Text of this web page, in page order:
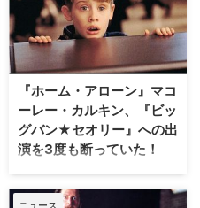
ジョン・ディーコンを演じている
ジョセフ・マッゼロ。子役出身の
彼が90年代に出演した映画に、
当時誰もが知る人気子役だったマ
もしれなかったことが明かされ
た。米Entertai…
『ホーム・アローン』マコ
ーレー・カルキン、『ビッ
グバン★セオリー』への出
演を3度も断っていた！
映画『ホーム・アローン』シリー
ズで知られるマコーレー・カルキ
ニュース